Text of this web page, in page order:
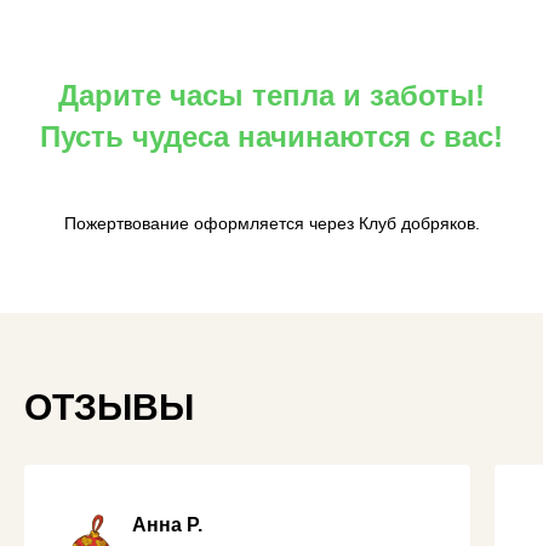
Дарите часы тепла и заботы!
Пусть чудеса начинаются с вас!
Пожертвование оформляется через Клуб добряков.
ОТЗЫВЫ
Анна Р.